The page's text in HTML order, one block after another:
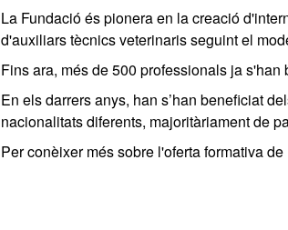
La Fundació és pionera en la creació
d'auxiliars tècnics veterinaris seguint el
Fins ara, més de 500 professionals ja
En els darrers anys, han s’han beneficiat
nacionalitats diferents, majoritàriament de
Per conèixer més sobre l'oferta formativa